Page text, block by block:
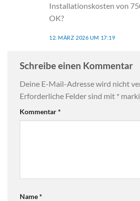
Installationskosten von
OK?
12. MÄRZ 2026 UM 17:19
Schreibe einen Kommentar
Deine E-Mail-Adresse wird nicht
Erforderliche Felder sind mit *
Kommentar*
Name*